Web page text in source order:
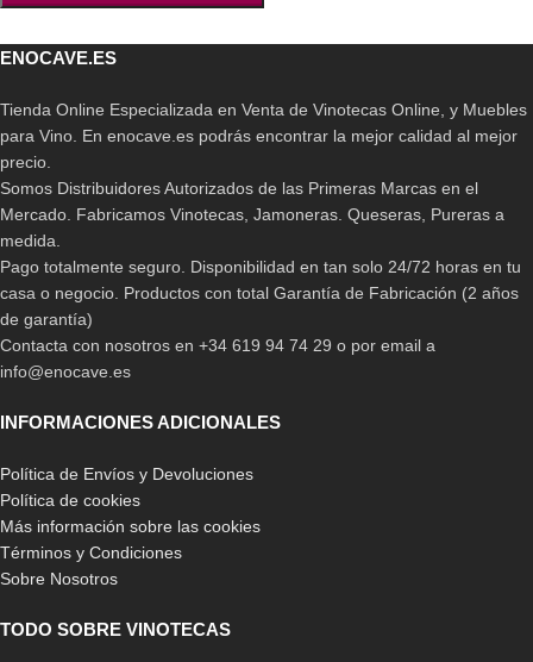
ENOCAVE.ES
Tienda Online Especializada en Venta de Vinotecas Online, y Muebles
para Vino. En enocave.es podrás encontrar la mejor calidad al mejor
precio.
Somos Distribuidores Autorizados de las Primeras Marcas en el
Mercado. Fabricamos Vinotecas, Jamoneras. Queseras, Pureras a
medida.
Pago totalmente seguro. Disponibilidad en tan solo 24/72 horas en tu
casa o negocio. Productos con total Garantía de Fabricación (2 años
de garantía)
Contacta con nosotros en +34 619 94 74 29 o por email a
info@enocave.es
INFORMACIONES ADICIONALES
Política de Envíos y Devoluciones
Política de cookies
Más información sobre las cookies
Términos y Condiciones
Sobre Nosotros
TODO SOBRE VINOTECAS